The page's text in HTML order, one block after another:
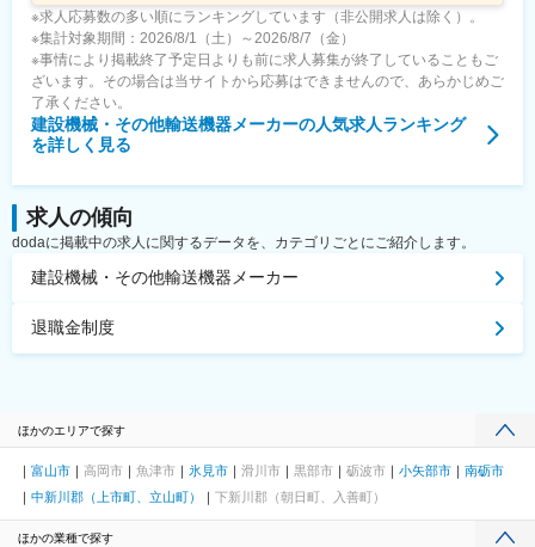
※求人応募数の多い順にランキングしています（非公開求人は除く）。
※集計対象期間：2026/8/1（土）～2026/8/7（金）
※事情により掲載終了予定日よりも前に求人募集が終了していることもご
ざいます。その場合は当サイトから応募はできませんので、あらかじめご
了承ください。
建設機械・その他輸送機器メーカーの人気求人ランキング
を詳しく見る
求人の傾向
dodaに掲載中の求人に関するデータを、カテゴリごとにご紹介します。
建設機械・その他輸送機器メーカー
退職金制度
ほかのエリアで探す
富山市 高岡市 魚津市 氷見市 滑川市 黒部市 砺波市 小矢部市
南砺市
中新川郡（上市町、立山町）
下新川郡（朝日町、入善町）
ほかの業種で探す